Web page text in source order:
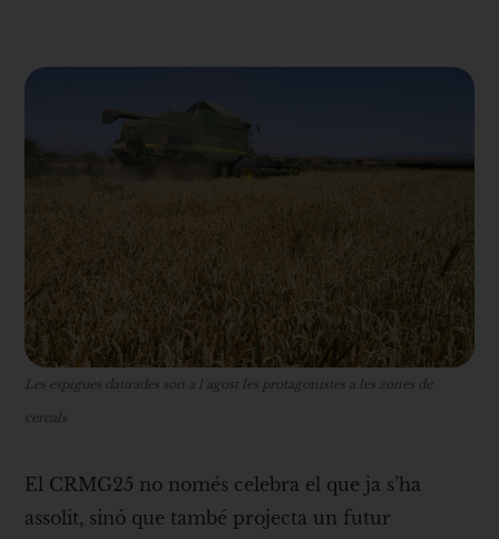
Les espigues daurades són a l´agost les protagonistes a les zones de
cereals
El CRMG25 no només celebra el que ja s’ha
assolit, sinó que també projecta un futur